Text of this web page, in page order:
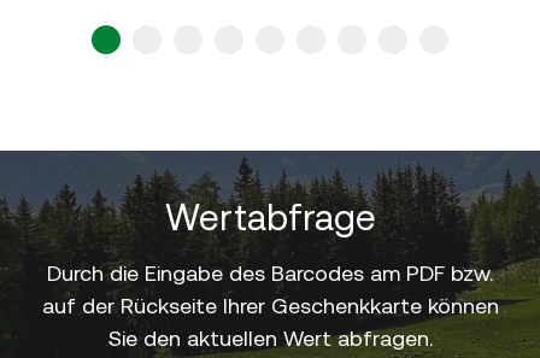
Wertabfrage
Durch die Eingabe des Barcodes am PDF bzw.
auf der Rückseite Ihrer Geschenkkarte können
Sie den aktuellen Wert abfragen.